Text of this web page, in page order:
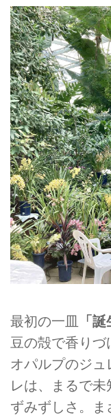
最初の一皿 「誕
豆の殻で香りづ
オパルプのジュ
レは、まるで
ずみずしさ。ま